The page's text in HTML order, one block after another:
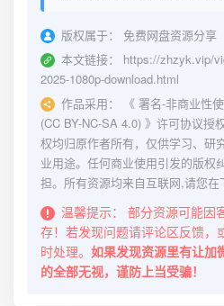
版权属于：
免费网盘资源分享
本文链接：
https://zhzyk.vip/
2025-1080p-download.html
作品采用：
《 署名-非商业性
(CC BY-NC-SA 4.0) 》许可协议授
权均归原作者所有，仅供学习、研
业用途。任何商业使用引发的版权
担。所有资源均来自互联网,请您在
温馨提示：
部分资源可能因
存！若发现问题请评论区反馈，
时处理。 如果发现资源里有让加
的全部无视，谨防上当受骗！